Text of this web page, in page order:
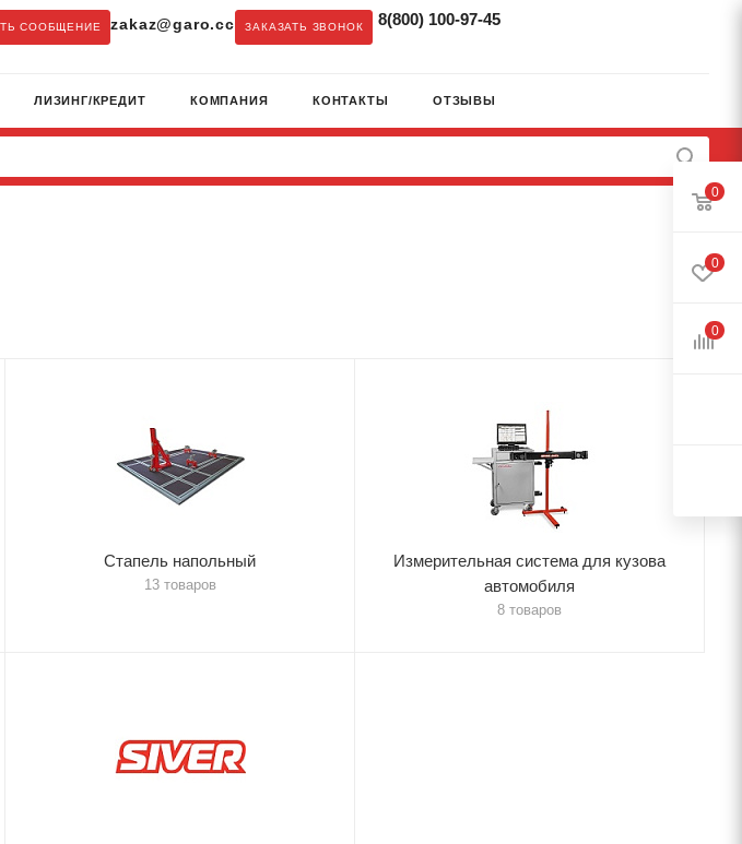
СООБЩЕНИЕ zakaz@garo.cc ЗАКАЗАТЬ ЗВОНОК 8(800) 100-97-45
ЛИЗИНГ/КРЕДИТ КОМПАНИЯ КОНТАКТЫ ОТЗЫВЫ
Стапель напольный
13 товаров
Измерительная система для кузова
автомобиля
8 товаров
0
0
0